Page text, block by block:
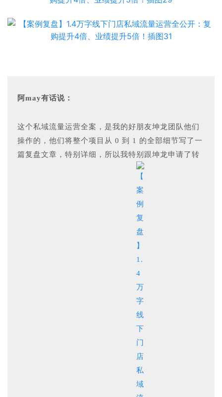
阿may有话说：
这个私域流量运营全案，是我的好朋友坤龙团队他们
操作的，他们将整个项目从 0 到 1 的全部细节写了一
篇复盘文章，特别详细，所以我特别跟坤龙申请了转